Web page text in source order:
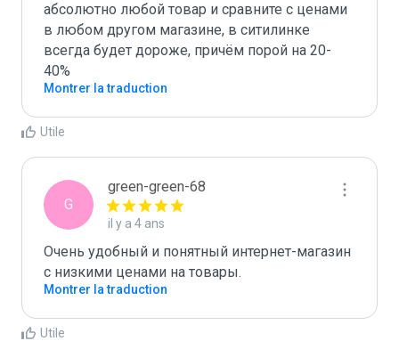
абсолютно любой товар и сравните с ценами
в любом другом магазине, в ситилинке
всегда будет дороже, причём порой на 20-
40%
Montrer la traduction
Utile
G
green-green-68
il y a 4 ans
Очень удобный и понятный интернет-магазин
с низкими ценами на товары.
Montrer la traduction
Utile